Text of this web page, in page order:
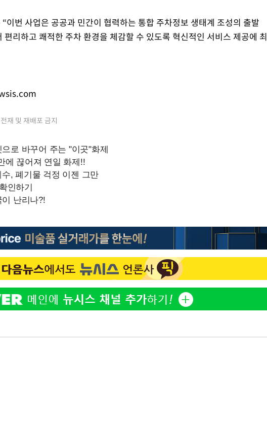
Mute
이번 사업은 공공과 민간이 협력하는 통합 주차정보 생태계 조성의 출발
편리하고 쾌적한 주차 환경을 체감할 수 있도록 혁신적인 서비스 제공에 최
재 및 재배포 금지